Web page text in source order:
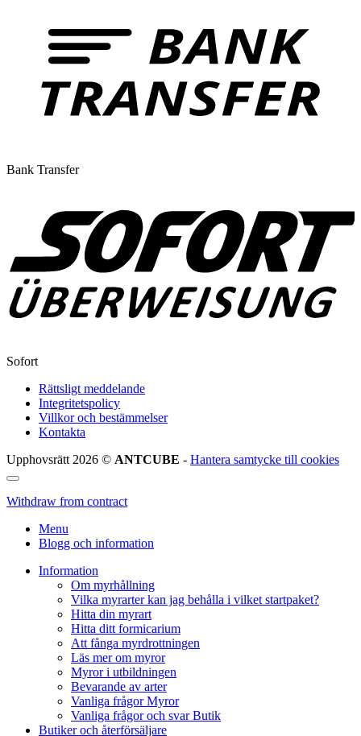
Bank Transfer
Sofort
Rättsligt meddelande
Integritetspolicy
Villkor och bestämmelser
Kontakta
Upphovsrätt 2026 © ANTCUBE - Hantera samtycke till cookies
Withdraw from contract
Menu
Blogg och information
Information
Om myrhållning
Vilka myrarter kan jag behålla i vilket startpaket?
Hitta din myrart
Hitta ditt formicarium
Att fånga myrdrottningen
Läs mer om myror
Myror i utbildningen
Bevarande av arter
Vanliga frågor Myror
Vanliga frågor och svar Butik
Butiker och återförsäljare